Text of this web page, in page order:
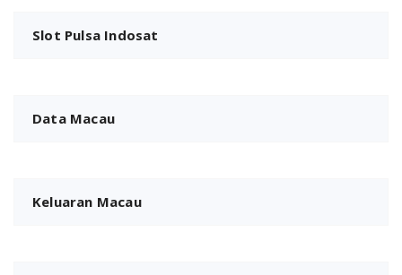
Slot Pulsa Indosat
Data Macau
Keluaran Macau